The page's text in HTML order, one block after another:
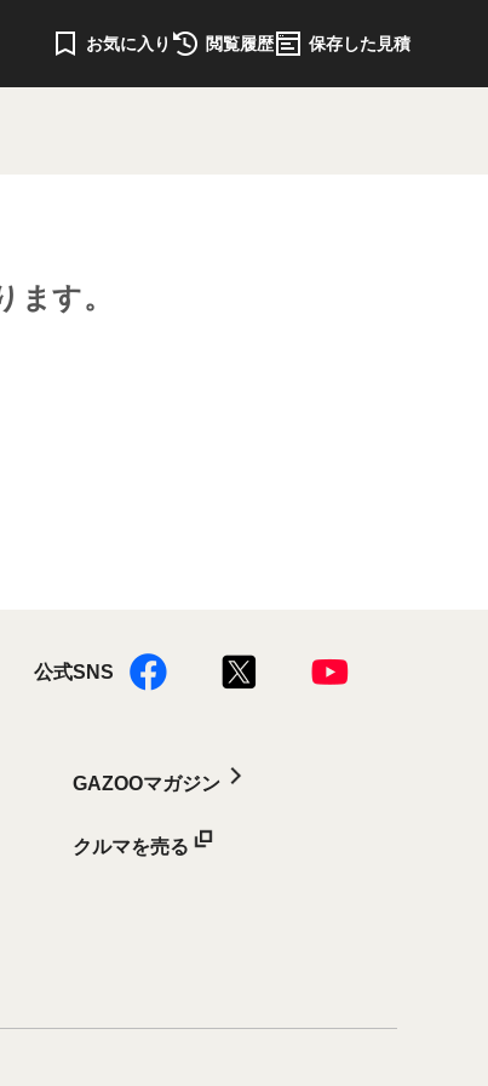
お気に入り 閲覧履歴 保存した見積
ます。
公式SNS
GAZOOマガジン
クルマを売る